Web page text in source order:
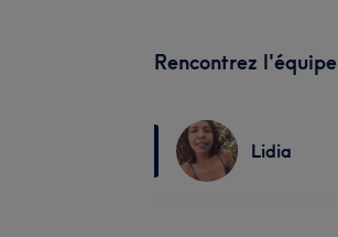
Rencontrez l'équipe
Lidia